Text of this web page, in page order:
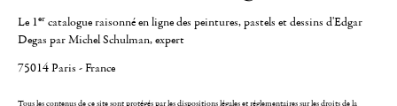
Le 1er catalogue raisonné en ligne des peintures, pastels et dessins d'Edgar
Degas par Michel Schulman, expert
75014 Paris - France
Tous les contenus de ce site sont protégés par les dispositions légales et réglementaires sur les droits de la